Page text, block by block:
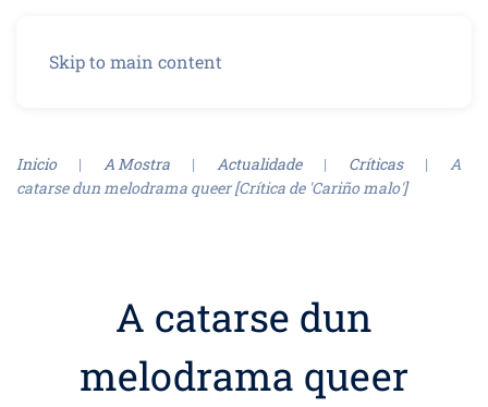
Skip to main content
Inicio A Mostra Actualidade Críticas
A
catarse dun melodrama queer [Crítica de 'Cariño malo']
A catarse dun
melodrama queer